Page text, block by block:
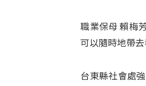
職業保母 賴梅
可以隨時地帶
台東縣社會處